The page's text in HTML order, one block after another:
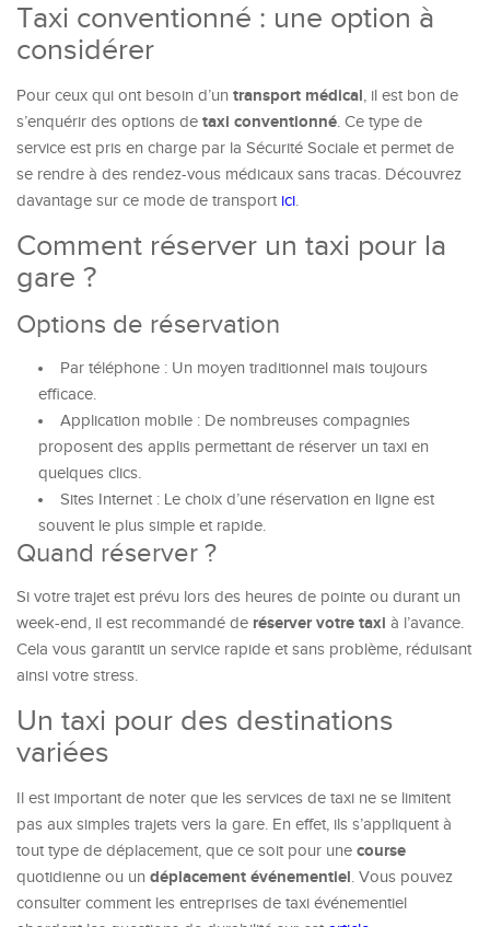
Taxi conventionné : une option à
considérer
Pour ceux qui ont besoin d’un transport médical, il est bon de
s’enquérir des options de taxi conventionné. Ce type de
service est pris en charge par la Sécurité Sociale et permet de
se rendre à des rendez-vous médicaux sans tracas. Découvrez
davantage sur ce mode de transport ici.
Comment réserver un taxi pour la
gare ?
Options de réservation
Par téléphone : Un moyen traditionnel mais toujours
efficace.
Application mobile : De nombreuses compagnies
proposent des applis permettant de réserver un taxi en
quelques clics.
Sites Internet : Le choix d’une réservation en ligne est
souvent le plus simple et rapide.
Quand réserver ?
Si votre trajet est prévu lors des heures de pointe ou durant un
week-end, il est recommandé de réserver votre taxi à l’avance.
Cela vous garantit un service rapide et sans problème, réduisant
ainsi votre stress.
Un taxi pour des destinations
variées
Il est important de noter que les services de taxi ne se limitent
pas aux simples trajets vers la gare. En effet, ils s’appliquent à
tout type de déplacement, que ce soit pour une course
quotidienne ou un déplacement événementiel. Vous pouvez
consulter comment les entreprises de taxi événementiel